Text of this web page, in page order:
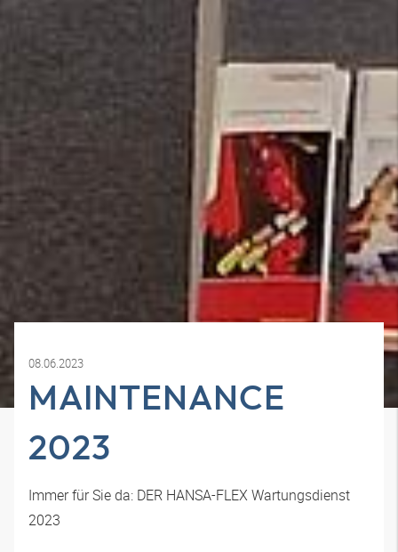
08.06.2023
MAINTENANCE
2023
Immer für Sie da: DER HANSA-FLEX Wartungsdienst
2023